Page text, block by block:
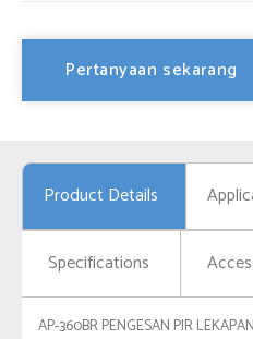
Pertanyaan sekarang
Product Details
Specifications
AP-360BR PENGESAN PIR